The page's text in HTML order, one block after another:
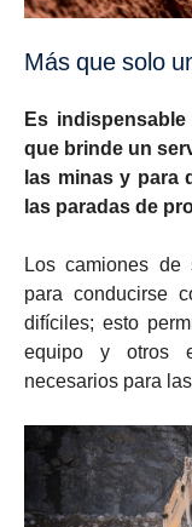
Más que solo
Es
que brinde un
las minas y para
las paradas de
Los camiones de
para conducirse
difíciles; esto
equipo y otros
necesarios para